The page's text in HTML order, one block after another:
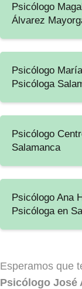
Psicólogo
Álvarez
Psicólogo
Psicóloga
Psicólogo
Salamanca
Psicólogo Ana
Psicóloga en
Esperamos que
Psicólogo José